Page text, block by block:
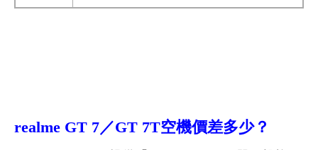
realme GT 7／GT 7T空機價差多少？